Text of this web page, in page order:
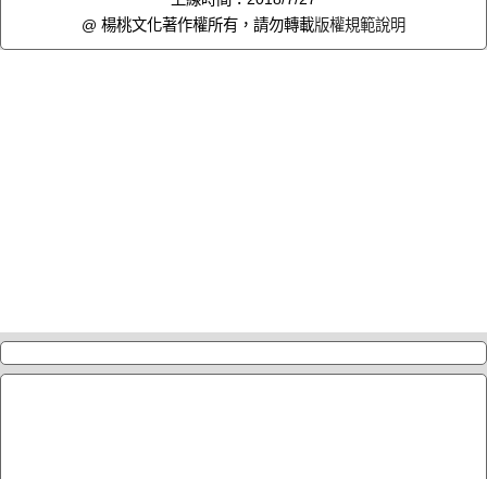
@ 楊桃文化著作權所有，請勿轉載版權規範說明